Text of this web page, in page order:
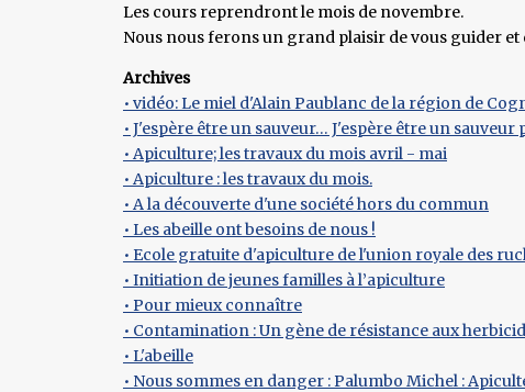
Les cours reprendront le mois de novembre.
Nous nous ferons un grand plaisir de vous guider et
Archives
• vidéo: Le miel d'Alain Paublanc de la région de
• J'espère être un sauveur… J'espère être un
• Apiculture; les travaux du mois avril - mai
• Apiculture : les travaux du mois.
• A la découverte d'une société hors du commun
• Les abeille ont besoins de nous !
• Ecole gratuite d'apiculture de l'union royale des
• Initiation de jeunes familles à l’apiculture
• Pour mieux connaître
• Contamination : Un gène de résistance aux
• L'abeille
• Nous sommes en danger : Palumbo Michel :